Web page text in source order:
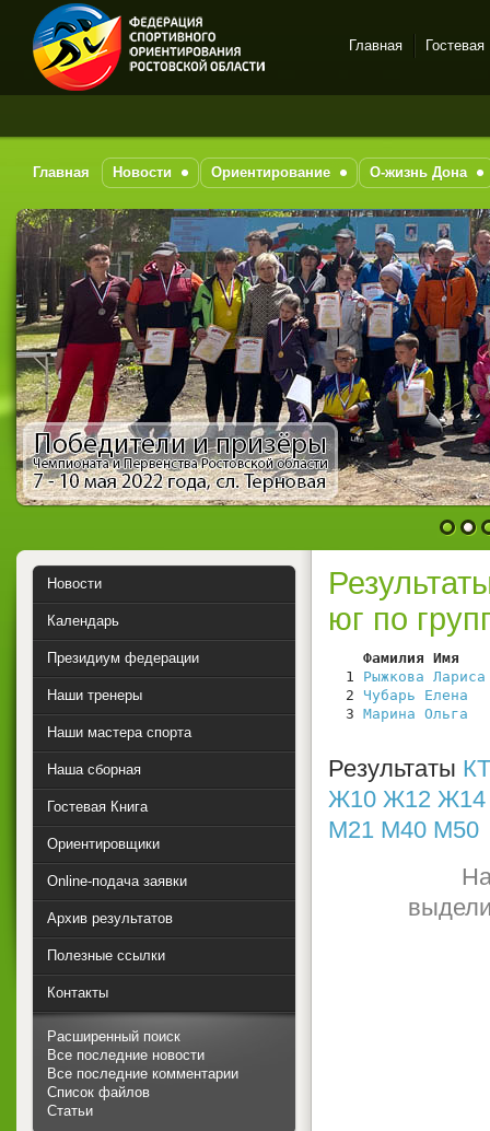
Спортивное
на-Дону
Главная Гостевая
Главная Новости Ориентирование О-жизнь Дона
1 2
юг по
Фамилия Имя
  1
Рыжкова Лариса
  2
Чубарь Елена
  3
Марина Ольга
Результаты
Ж10 Ж12 Ж14
М21 М40 М50
Новости
Календарь
Президиум федерации
Наши тренеры
Наши мастера спорта
Наша сборная
Гостевая Книга
Ориентировщики
Online-подача заявки
Архив результатов
Полезные ссылки
Контакты
Расширенный поиск
Все последние новости
Все последние комментарии
Список файлов
Статьи